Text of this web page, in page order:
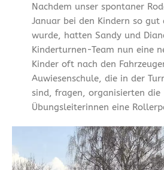
Nachdem unser spontaner
Januar bei den Kindern so gut
wurde, hatten Sandy und
Kinderturnen-Team nun eine
Kinder oft nach den
Auwiesenschule, die in der
sind, fragen, organisierten die
Übungsleiterinnen eine